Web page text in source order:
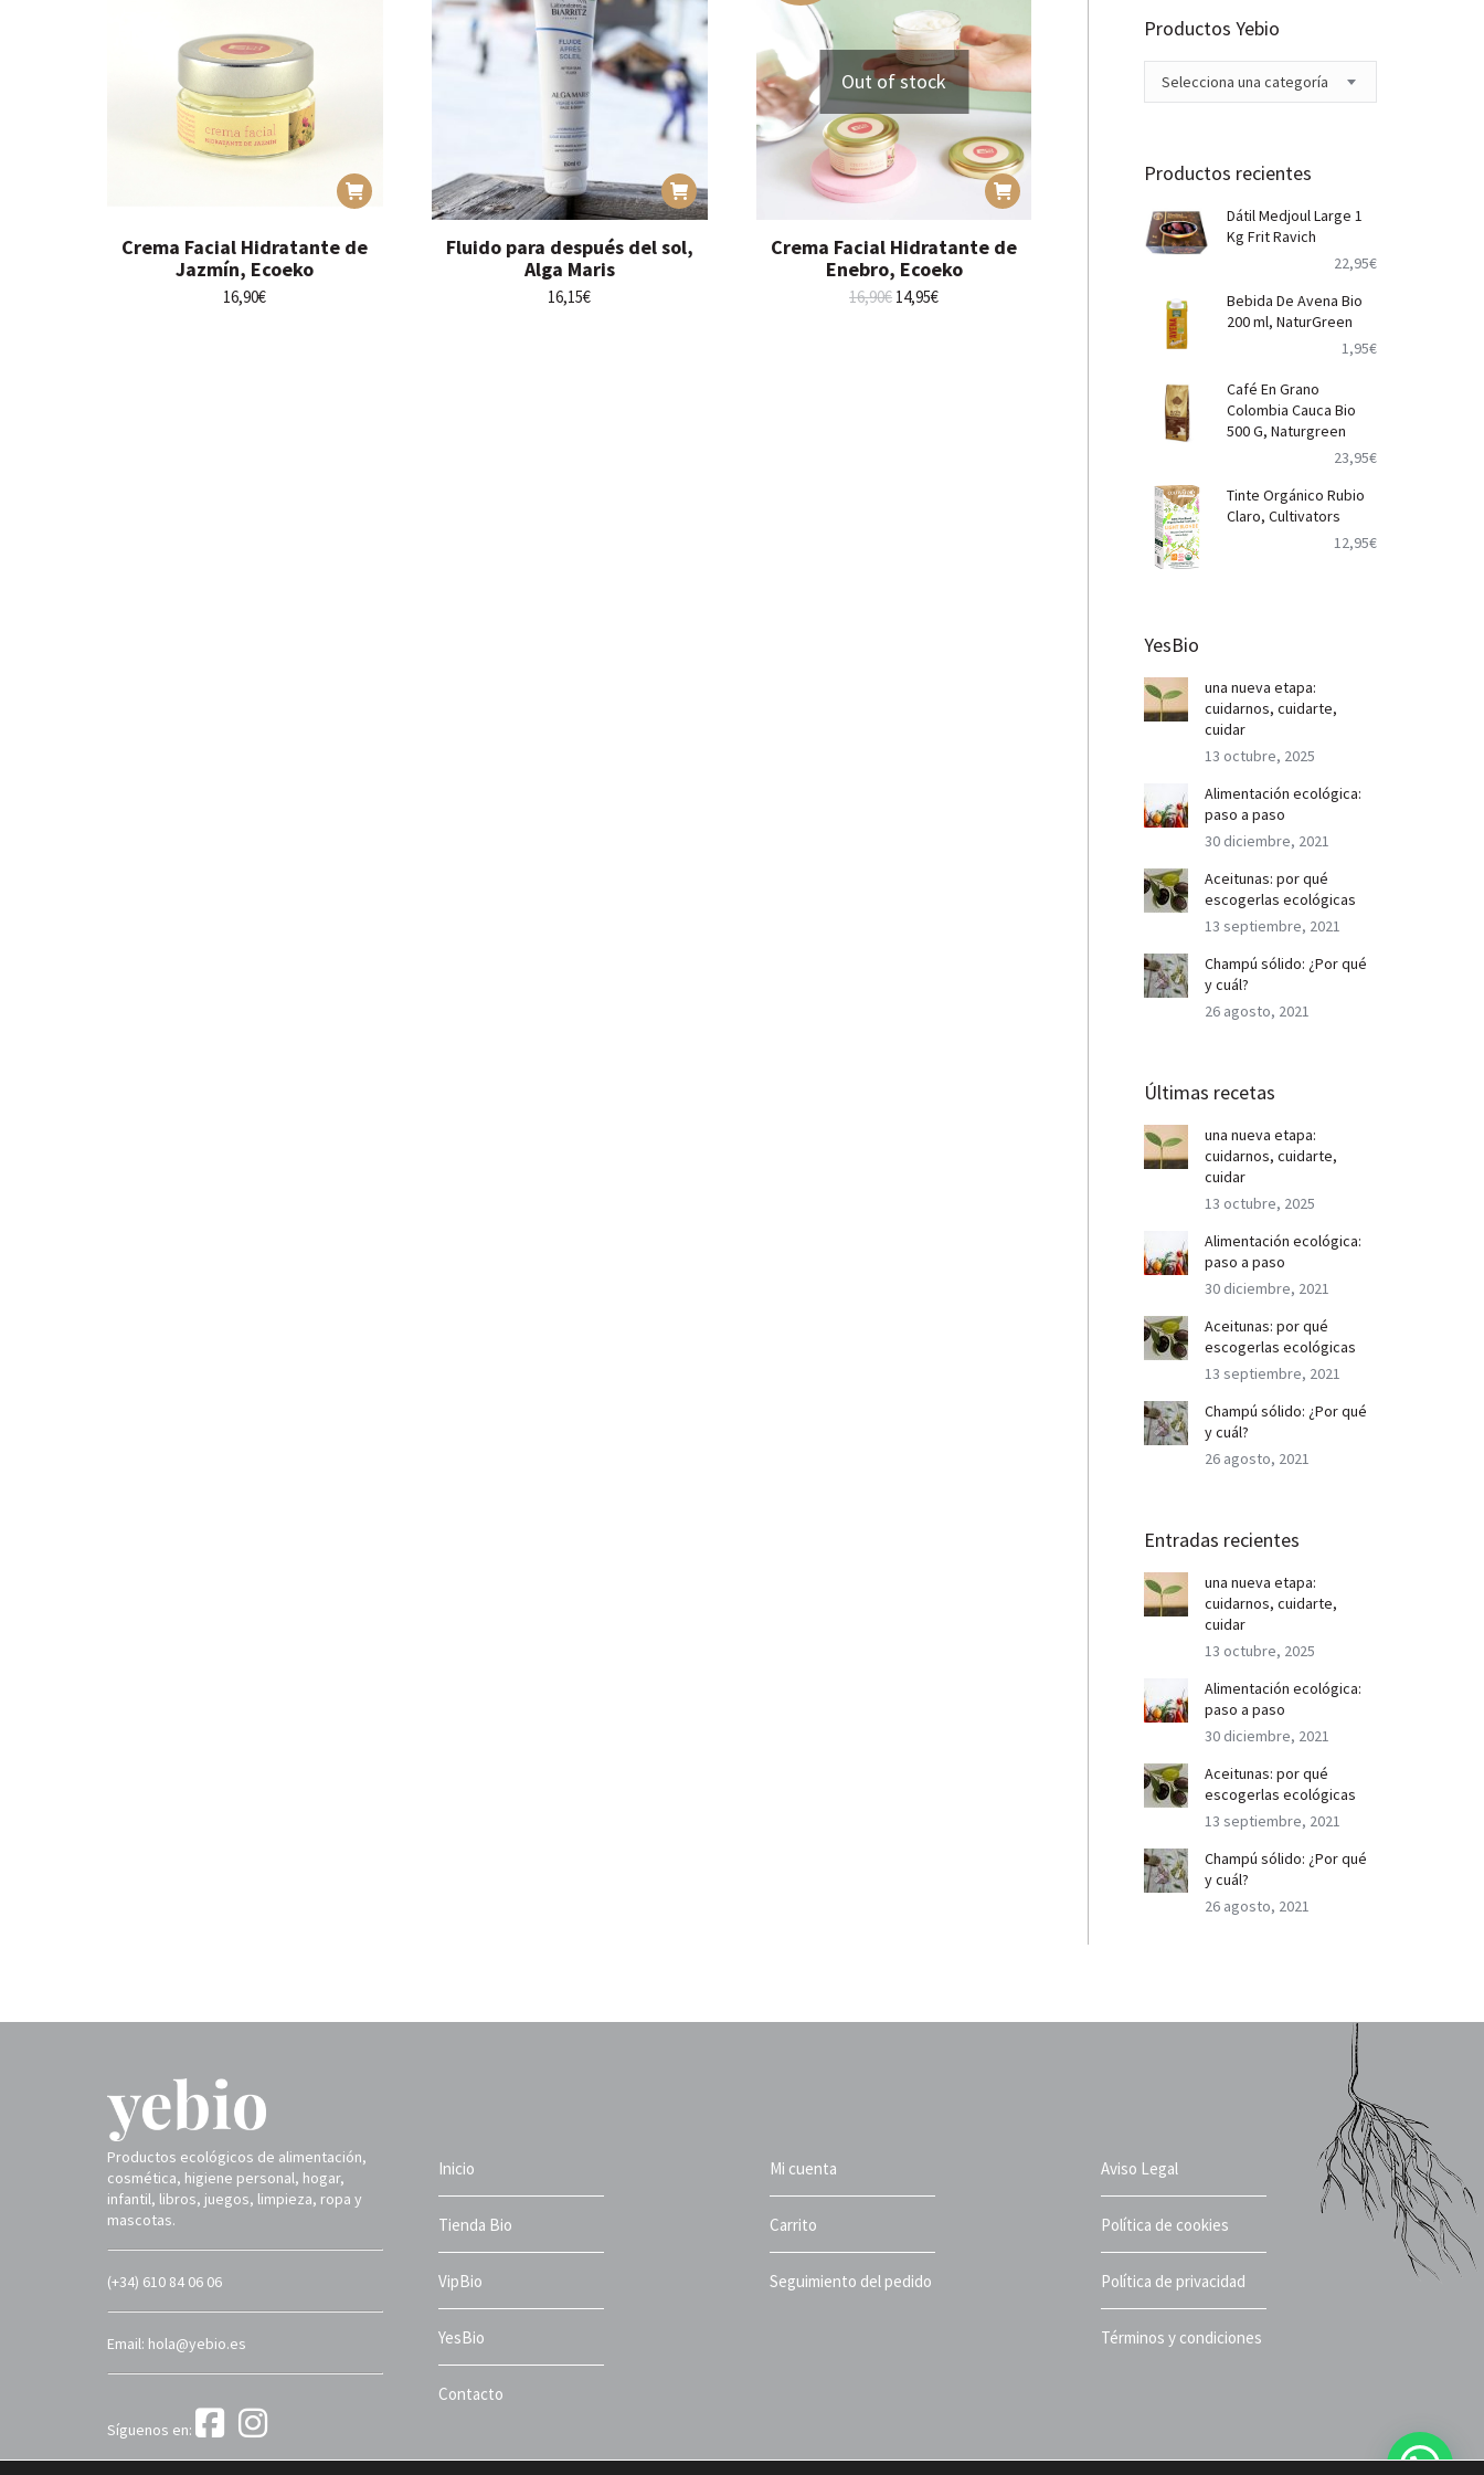
Crema Facial Hidratante de
Jazmín, Ecoeko
16,90€
Fluido para después del sol,
Alga Maris
16,15€
Out of stock
Crema Facial Hidratante de
Enebro, Ecoeko
16,90€ El
14,95€El
Productos Yebio
Selecciona una categoría
Productos recientes
Dátil Medjoul Large 1
Kg Frit Ravich
22,95€
Bebida De Avena Bio
200 ml, NaturGreen
1,95€
Café En Grano
Colombia Cauca Bio
500 G, Naturgreen
23,95€
Tinte Orgánico Rubio
Claro, Cultivators
12,95€
YesBio
una nueva etapa:
cuidarnos, cuidarte,
cuidar
13 octubre, 2025
Alimentación ecológica:
paso a paso
30 diciembre, 2021
Aceitunas: por qué
escogerlas ecológicas
13 septiembre, 2021
Champú sólido: ¿Por qué
y cuál?
26 agosto, 2021
Últimas recetas
una nueva etapa:
cuidarnos, cuidarte,
cuidar
13 octubre, 2025
Alimentación ecológica:
paso a paso
30 diciembre, 2021
Aceitunas: por qué
escogerlas ecológicas
13 septiembre, 2021
Champú sólido: ¿Por qué
y cuál?
26 agosto, 2021
Entradas recientes
una nueva etapa:
cuidarnos, cuidarte,
cuidar
13 octubre, 2025
Alimentación ecológica:
paso a paso
30 diciembre, 2021
Aceitunas: por qué
escogerlas ecológicas
13 septiembre, 2021
Champú sólido: ¿Por qué
y cuál?
26 agosto, 2021
Productos ecológicos de alimentación,
cosmética, higiene personal, hogar,
infantil, libros, juegos, limpieza, ropa y
mascotas.
(+34) 610 84 06 06
Email: hola@yebio.es
Síguenos en:
Inicio
Tienda Bio
VipBio
YesBio
Contacto
Mi cuenta
Carrito
Seguimiento del pedido
Aviso Legal
Política de cookies
Política de privacidad
Términos y condiciones